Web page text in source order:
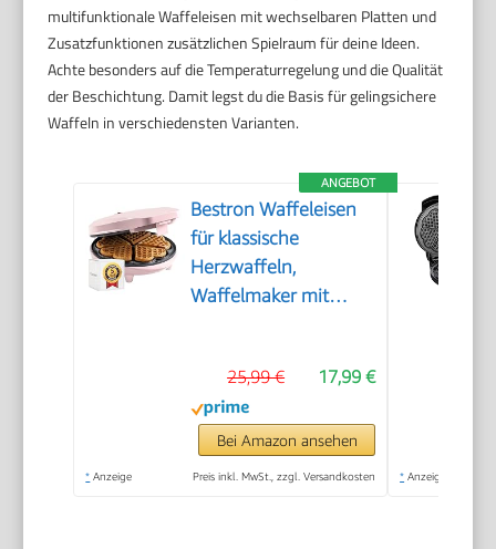
multifunktionale Waffeleisen mit wechselbaren Platten und
Zusatzfunktionen zusätzlichen Spielraum für deine Ideen.
Achte besonders auf die Temperaturregelung und die Qualität
der Beschichtung. Damit legst du die Basis für gelingsichere
Waffeln in verschiedensten Varianten.
ANGEBOT
Bestron Waffeleisen
für klassische
Herzwaffeln,
Waffelmaker mit
Herzform, Retro
Design, inklusive
Rezeptvorschläge,
700 Watt, Farbe: Rosa
17,99 €
25,99 €
Bei Amazon ansehen
* Anzeige Preis inkl. MwSt., zzgl. Versandkosten * Anzeige